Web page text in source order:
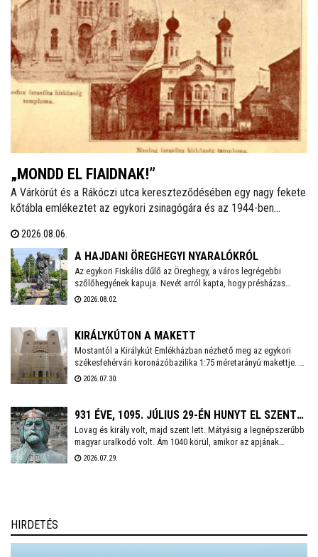
„MONDD EL FIAIDNAK!”
A Várkörút és a Rákóczi utca kereszteződésében egy nagy fekete
kőtábla emlékeztet az egykori zsinagógára és az 1944-ben
legtöbben a vészkorszakot és az azt közvetlenül megelőző
éveket idézik fel. Talán azért, mert nem ismerik a korábbi időket,
mint ahogy sokan azt sem tudják: ma is létezik hitközség a
városban.
2026.08.06.
A HAJDANI ÖREGHEGYI NYARALÓKRÓL
Az egykori Fiskális dűlő az Öreghegy, a város legrégebbi
szőlőhegyének kapuja. Nevét arról kapta, hogy présházas
telkeit többnyire városi tisztviselők, hivatalnokok vásárolták
kereszteket és más emlékeket emeltek. A környéket egy
2026.08.02.
KIRÁLYKÚTON A MAKETT
Mostantól a Királykút Emlékházban nézhető meg az egykori
székesfehérvári koronázóbazilika 1:75 méretarányú makettje. A
hatalmas templom 12. századi állapotát bemutató – még 2013-
önkormányzati képviselő vette át csütörtökön.
2026.07.30.
931 ÉVE, 1095. JÚLIUS 29-ÉN HUNYT EL SZENT
LÁSZLÓ KIRÁLY
Lovag és király volt, majd szent lett. Mátyásig a legnépszerűbb
magyar uralkodó volt. Ám 1040 körül, amikor az apjának
menedéket adó Lengyelországban világra jött, Géza nevű bátyja
2026.07.29.
HIRDETÉS